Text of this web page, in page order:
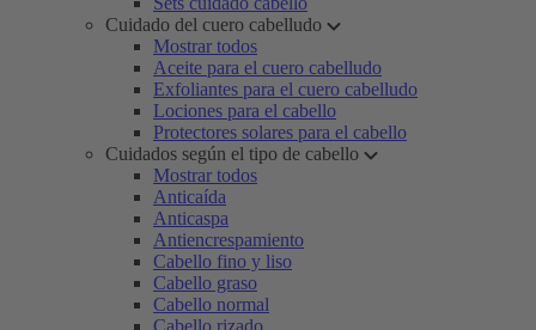
Cuidado del cuero cabelludo
Mostrar todos
Aceite para el cuero cabelludo
Exfoliantes para el cuero cabelludo
Lociones para el cabello
Protectores solares para el cabello
Cuidados según el tipo de cabello
Mostrar todos
Anticaída
Anticaspa
Antiencrespamiento
Cabello fino y liso
Cabello graso
Cabello normal
Cabello rizado